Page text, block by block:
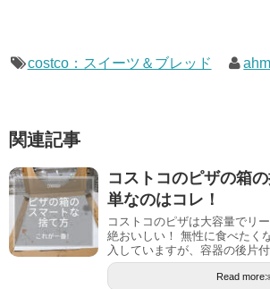
costco：スイーツ＆ブレッド
関連記事
コストコのピザの箱
単なのはコレ！
コストコのピザは大容量でリ
絶おいしい！ 無性に食べたく
入していますが、容器の後片
Read